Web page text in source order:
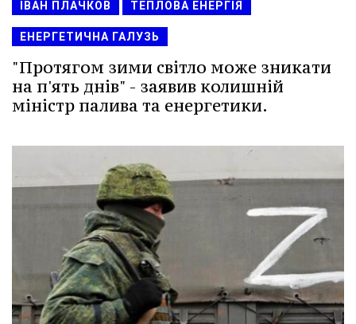
ІВАН ПЛАЧКОВ ТЕПЛОВА ЕНЕРГІЯ
ЕНЕРГЕТИЧНА ГАЛУЗЬ
"Протягом зими світло може зникати
на п'ять днів" - заявив колишній
міністр палива та енергетики.